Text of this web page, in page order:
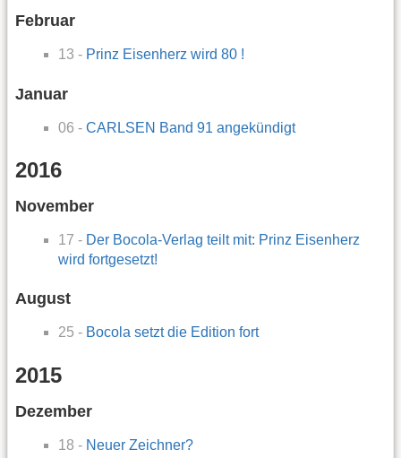
Februar
13 - Prinz Eisenherz wird 80 !
Januar
06 - CARLSEN Band 91 angekündigt
2016
November
17 - Der Bocola-Verlag teilt mit: Prinz Eisenherz
wird fortgesetzt!
August
25 - Bocola setzt die Edition fort
2015
Dezember
18 - Neuer Zeichner?